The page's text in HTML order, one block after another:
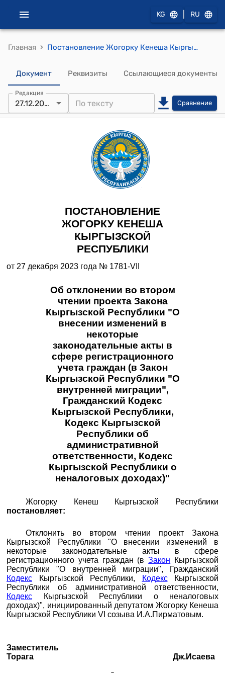
KG RU
Главная › Постановление Жогорку Кенеша Кыргызской Республики от 27 декабря 2023 года № 1781-VII "Об отклонении во втором чтении проекта Закона Кыргызской Республики "О внесении изменений в некоторые законодательные акты в сфере регистрационного учета граждан (в Закон Кыргызской Республики "О внутренней миграции", Гражданский Кодекс Кыргызской Республики, Кодекс Кыргызской Республики об административной ответственности, Кодекс Кыргызской Республики о неналоговых доходах)"
Документ Реквизиты Ссылающиеся документы
Редакция
27.12.2023 Сравнение